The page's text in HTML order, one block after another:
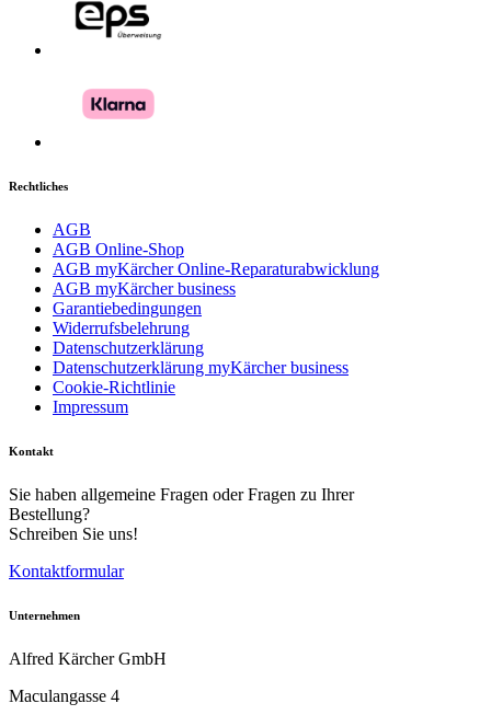
Rechtliches
AGB
AGB Online-Shop
AGB myKärcher Online-Reparaturabwicklung
AGB myKärcher business
Garantiebedingungen
Widerrufsbelehrung
Datenschutzerklärung
Datenschutzerklärung myKärcher business
Cookie-Richtlinie
Impressum
Kontakt
Sie haben allgemeine Fragen oder Fragen zu Ihrer
Bestellung?
Schreiben Sie uns!
Kontaktformular
Unternehmen
Alfred Kärcher GmbH
Maculangasse 4